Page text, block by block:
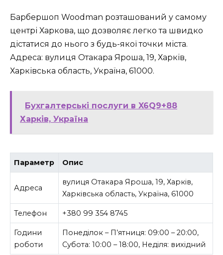
Барбершоп Woodman розташований у самому
центрі Харкова, що дозволяє легко та швидко
дістатися до нього з будь-якої точки міста.
Адреса: вулиця Отакара Яроша, 19, Харків,
Харківська область, Україна, 61000.
Бухгалтерські послуги в X6Q9+88
Харків, Україна
Параметр Опис
Адреса
вулиця Отакара Яроша, 19, Харків,
Харківська область, Україна, 61000
Телефон +380 99 354 8745
Години
роботи
Понеділок – П’ятниця: 09:00 – 20:00,
Субота: 10:00 – 18:00, Неділя: вихідний